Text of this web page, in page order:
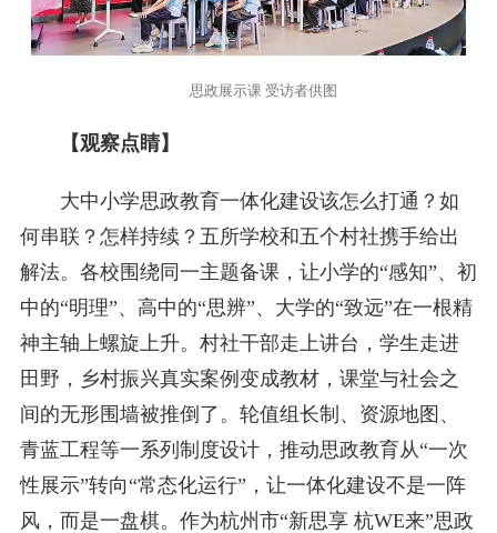
思政展示课 受访者供图
【观察点睛】
大中小学思政教育一体化建设该怎么打通？如
何串联？怎样持续？五所学校和五个村社携手给出
解法。各校围绕同一主题备课，让小学的“感知”、初
中的“明理”、高中的“思辨”、大学的“致远”在一根精
神主轴上螺旋上升。村社干部走上讲台，学生走进
田野，乡村振兴真实案例变成教材，课堂与社会之
间的无形围墙被推倒了。轮值组长制、资源地图、
青蓝工程等一系列制度设计，推动思政教育从“一次
性展示”转向“常态化运行”，让一体化建设不是一阵
风，而是一盘棋。作为杭州市“新思享 杭WE来”思政